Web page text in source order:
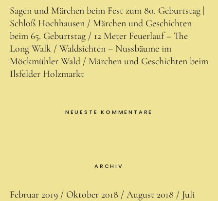
Erlebnis-Bildungsraum Wald
Bedürfnisse und Zielgruppen
Programme
für Kinder
Über mich
Kontakt
Sagen und Märchen beim Fest zum 80. Geburtstag |
Schloß Hochhausen
Märchen und Geschichten
beim 65. Geburtstag
12 Meter Feuerlauf – The
Long Walk
Waldsichten – Nussbäume im
Möckmühler Wald
Märchen und Geschichten beim
Ilsfelder Holzmarkt
NEUESTE KOMMENTARE
ARCHIV
Februar 2019 Oktober 2018 August 2018
Juli